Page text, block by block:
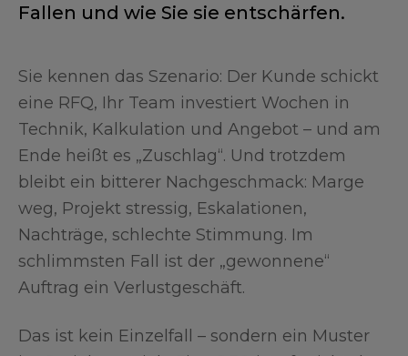
Fallen und wie Sie sie entschärfen.
Sie kennen das Szenario: Der Kunde schickt
eine RFQ, Ihr Team investiert Wochen in
Technik, Kalkulation und Angebot – und am
Ende heißt es „Zuschlag“. Und trotzdem
bleibt ein bitterer Nachgeschmack: Marge
weg, Projekt stressig, Eskalationen,
Nachträge, schlechte Stimmung. Im
schlimmsten Fall ist der „gewonnene“
Auftrag ein Verlustgeschäft.
Das ist kein Einzelfall – sondern ein Muster